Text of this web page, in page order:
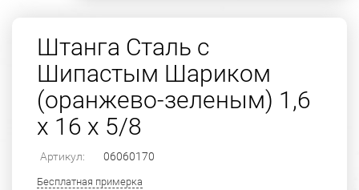
Штанга Сталь с
Шипастым Шариком
(оранжево-зеленым) 1,6
х 16 х 5/8
Артикул: 06060170
Бесплатная примерка